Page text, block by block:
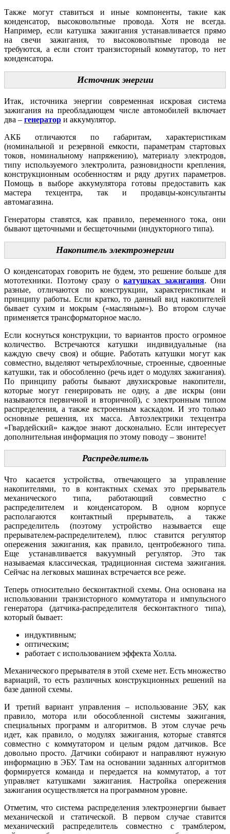
Также могут ставиться и иные компоненты, такие как
конденсатор, высоковольтные провода. Хотя не всегда.
Например, если катушка зажигания устанавливается прямо
на свечи зажигания, то высоковольтные провода не
требуются, а если стоит транзисторный коммутатор, то нет
конденсатора.
Источник энергии
Итак, источника энергии современная искровая система
зажигания на преобладающем числе автомобилей включает
два – генератор и аккумулятор.
АКБ отличаются по габаритам, характеристикам
(номинальной и резервной емкости, параметрам стартовых
токов, номинальному напряжению), материалу электродов,
типу используемого электролита, разновидности крепления,
конструкционным особенностям и ряду других параметров.
Помощь в выборе аккумулятора готовы предоставить как
мастера техцентра, так и продавцы-консультанты
автомагазина.
Генераторы ставятся, как правило, переменного тока, они
бывают щеточными и бесщеточными (индукторного типа).
Накопитель электроэнергии
О конденсаторах говорить не будем, это решение больше для
мототехники. Поэтому сразу о катушках зажигания. Они
разные, отличаются по конструкции, характеристикам и
принципу работы. Если кратко, то данный вид накопителей
бывает сухим и мокрым («масляным»). Во втором случае
применяется трансформаторное масло.
Если коснуться конструкции, то вариантов просто огромное
количество. Встречаются катушки индивидуальные (на
каждую свечу своя) и общие. Работать катушки могут как
совместно, выделяют четырехблочные, строенные, сдвоенные
катушки, так и обособленно (речь идет о модулях зажигания).
По принципу работы бывают двухискровые накопители,
которые могут генерировать не одну, а две искры (они
называются первичной и вторичной), с электронным типом
распределения, а также встроенным каскадом. И это только
основные решения, их масса. Автоэлектрики техцентра
«Гвардейский» каждое знают досконально. Если интересует
дополнительная информация по этому поводу – звоните!
Распределитель
Что касается устройства, отвечающего за управление
накопителями, то в контактных схемах это прерыватель
механического типа, работающий совместно с
распределителем и конденсатором. В одном корпусе
располагаются контактный прерыватель, а также
распределитель (поэтому устройство называется еще
прерывателем-распределителем), плюс ставится регулятор
опережения зажигания, как правило, центробежного типа.
Еще устанавливается вакуумный регулятор. Это так
называемая классическая, традиционная система зажигания.
Сейчас на легковых машинах встречается все реже.
Теперь относительно бесконтактной схемы. Она основана на
использовании транзисторного коммутатора и импульсного
генератора (датчика-распределителя бесконтактного типа),
который бывает:
индуктивным;
оптическим;
работает с использованием эффекта Холла.
Механического прерывателя в этой схеме нет. Есть множество
вариаций, то есть различных конструкционных решений на
базе данной схемы.
И третий вариант управления – использование ЭБУ, как
правило, мотора или обособленной системы зажигания,
специальных программ и алгоритмов. В этом случае речь
идет, как правило, о модулях зажигания, которые ставятся
совместно с коммутатором и целым рядом датчиков. Все
довольно просто. Датчики собирают и направляют нужную
информацию в ЭБУ. Там на основании заданных алгоритмов
формируется команда и передается на коммутатор, а тот
управляет катушками зажигания. Настройка опережения
зажигания осуществляется на программном уровне.
Отметим, что система распределения электроэнергии бывает
механической и статической. В первом случае ставится
механический распределитель совместно с трамблером,